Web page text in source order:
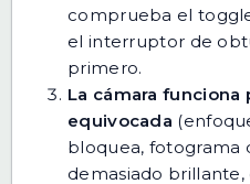
comprueba el
el interruptor de
primero.
La cámara funciona
equivocada
bloquea, fotograma
demasiado